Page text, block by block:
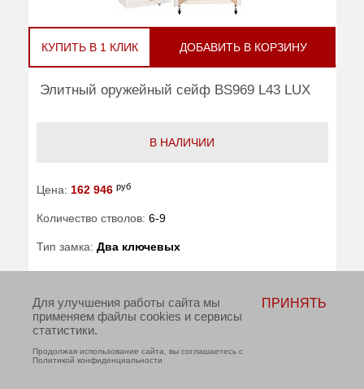
КУПИТЬ В 1 КЛИК ДОБАВИТЬ В КОРЗИНУ
Элитный оружейный сейф BS969 L43 LUX
В НАЛИЧИИ
Цена: 162 946 руб
Количество стволов: 6-9
Тип замка: Два ключевых
Внешние размеры (ВхШхГ): 1550x600x320
Трейзер: есть
Вес (кг) : 124
Для улучшения работы сайта мы
применяем файлы cookies и сервисы
статистики.
Продолжая использование сайта, вы соглашаетесь с
Политикой конфиденциальности
ПРИНЯТЬ